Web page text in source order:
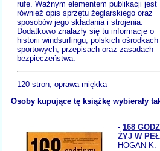
rufę. Ważnym elementem publikacji jest
również opis sprzętu żeglarskiego oraz
sposobów jego składania i strojenia.
Dodatkowo znalazły się tu informacje o
historii windsurfingu, polskich ośrodkach
sportowych, przepisach oraz zasadach
bezpieczeństwa.
120 stron, oprawa miękka
Osoby kupujące tę książkę wybierały
- 168
ŻYJ W
HOGAN K.